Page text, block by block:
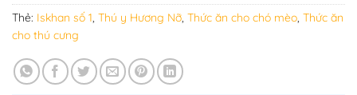
Thẻ: Iskhan số 1, Thú y Hương Nỡ, Thức ăn cho chó mèo, Thức ăn
cho thú cưng